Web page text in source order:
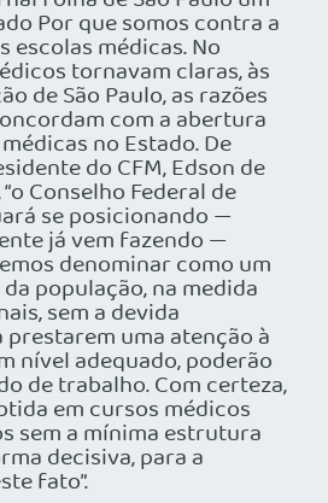
Por que somos contra a
escolas médicas. No
tornavam claras, às
de São Paulo, as razões
com a abertura
no Estado. De
do CFM, Edson de
Conselho Federal de
se posicionando —
já vem fazendo —
denominar como um
população, na medida
sem a devida
uma atenção à
nível adequado, poderão
de trabalho. Com certeza,
em cursos médicos
sem a mínima estrutura
decisiva, para a
fato”.